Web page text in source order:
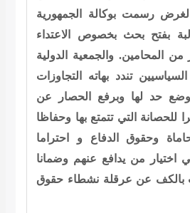
رسمت بوكالة الجمهورية
بفتح بحث بخصوص الاعتداء
المحامين. والجمعية الدولية
تندد بهاته التجاوزات
حد لها وبرفع الحصار عن
للحصانة التي تتمتع بها وحفاظا
وحقوق الدفاع و احتراما
اختيار من يدافع عنهم وضمانا
بالكف عن عرقلة نشطاء حقوق